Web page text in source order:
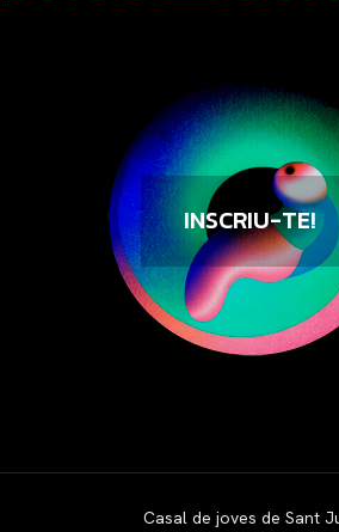
INSCRIU-TE!
Casal de joves de Sant